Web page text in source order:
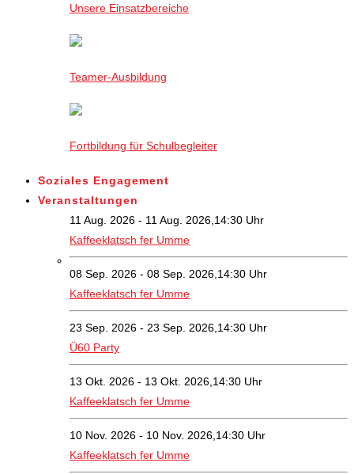
Unsere Einsatzbereiche
Teamer-Ausbildung
Fortbildung für Schulbegleiter
Soziales Engagement
Veranstaltungen
11 Aug. 2026 - 11 Aug. 2026,14:30 Uhr
Kaffeeklatsch fer Umme
08 Sep. 2026 - 08 Sep. 2026,14:30 Uhr
Kaffeeklatsch fer Umme
23 Sep. 2026 - 23 Sep. 2026,14:30 Uhr
Ü60 Party
13 Okt. 2026 - 13 Okt. 2026,14:30 Uhr
Kaffeeklatsch fer Umme
10 Nov. 2026 - 10 Nov. 2026,14:30 Uhr
Kaffeeklatsch fer Umme